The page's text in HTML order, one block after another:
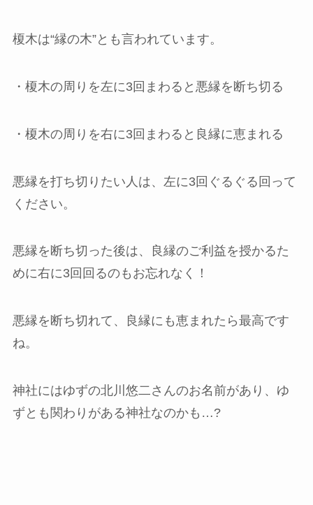
榎木は“縁の木”とも言われています。
・榎木の周りを左に3回まわると悪縁を断ち切る
・榎木の周りを右に3回まわると良縁に恵まれる
悪縁を打ち切りたい人は、左に3回ぐるぐる回って
ください。
悪縁を断ち切った後は、良縁のご利益を授かるた
めに右に3回回るのもお忘れなく！
悪縁を断ち切れて、良縁にも恵まれたら最高です
ね。
神社にはゆずの北川悠二さんのお名前があり、ゆ
ずとも関わりがある神社なのかも…?